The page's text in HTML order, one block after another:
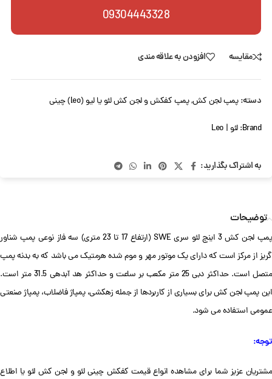
09304443328
مقایسه افزودن به علاقه مندی
دسته: پمپ لجن کش,پمپ کفکش و لجن کش لئو یا لیو (leo) چینی
Brand: لئو | Leo
به اشتراک بگذارید:
توضیحات
پمپ لجن کش 3 اینچ لئو سری SWE (ارتفاع 17 تا 23 متری) سه فاز نوعی پمپ شناور
گریز از مرکز است که دارای یک موتور مهر و موم شده هرمتیک می باشد که به بدنه پمپ
متصل است. حداکثر دبی 25 متر مکعب بر ساعت و حداکثر هد آبدهی 31.5 متر است.
این پمپ لجن کش برای بسیاری از کاربردها از جمله زهکشی، پمپاژ فاضلاب، پمپاژ صنعتی
عمومی استفاده می شود.
توجه:
مشتریان عزیز شما برای مشاهده انواع قیمت کفکش چینی لئو و لجن کش لئو یا اطلاع